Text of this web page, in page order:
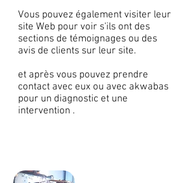
Vous pouvez également visiter leur
site Web pour voir s'ils ont des
sections de témoignages ou des
avis de clients sur leur site.
et après vous pouvez prendre
contact avec eux ou avec akwabas
pour un diagnostic et une
intervention .